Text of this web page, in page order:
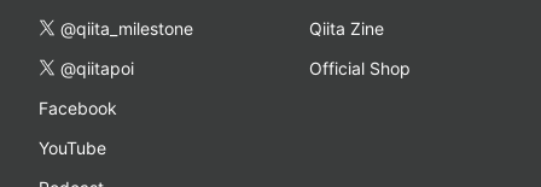
@qiita_milestone
@qiitapoi
Facebook
YouTube
Qiita Zine
Official Shop